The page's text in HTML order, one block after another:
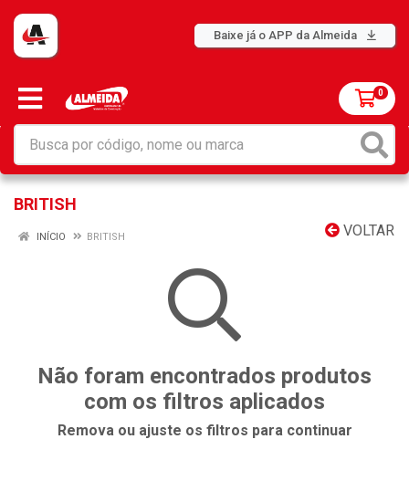
Baixe já o APP da Almeida
0
BRITISH
VOLTAR
INÍCIO BRITISH
Não foram encontrados produtos
com os filtros aplicados
Remova ou ajuste os filtros para continuar